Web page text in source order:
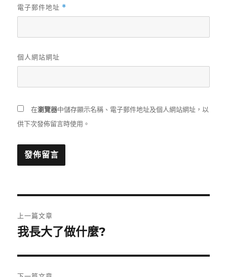
電子郵件地址 *
個人網站網址
在瀏覽器中儲存顯示名稱、電子郵件地址及個人網站網址，以
供下次發佈留言時使用。
章
覽
上一篇文章
上
篇
文
我長大了做什麼?